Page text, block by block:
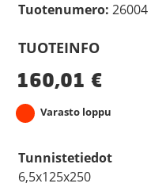
Tuotenumero: 26004
TUOTEINFO
160,01 €
Varasto loppu
Tunnistetiedot
6,5x125x250